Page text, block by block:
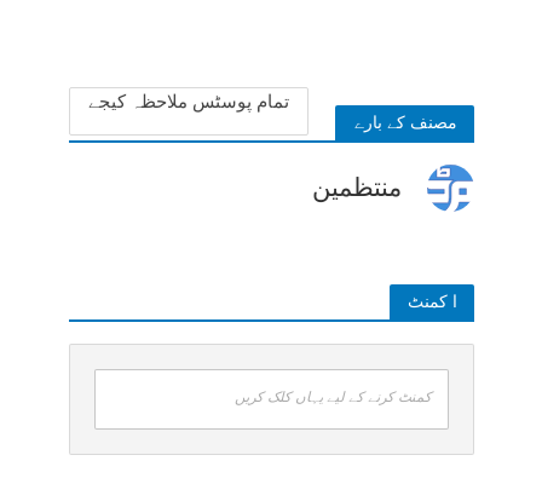
مصنف کے بارے
تمام پوسٹس ملاحظہ کیجے
منتظمین
ا کمنٹ
کمنٹ کرنے کے لیے یہاں کلک کریں